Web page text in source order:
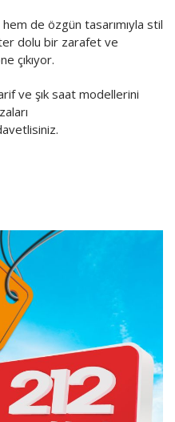
de özgün tasarımıyla stil
dolu bir zarafet ve
çıkıyor.
ve şık saat modellerini